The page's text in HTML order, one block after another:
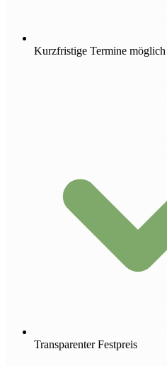
Kurzfristige Termine möglich
Transparenter Festpreis